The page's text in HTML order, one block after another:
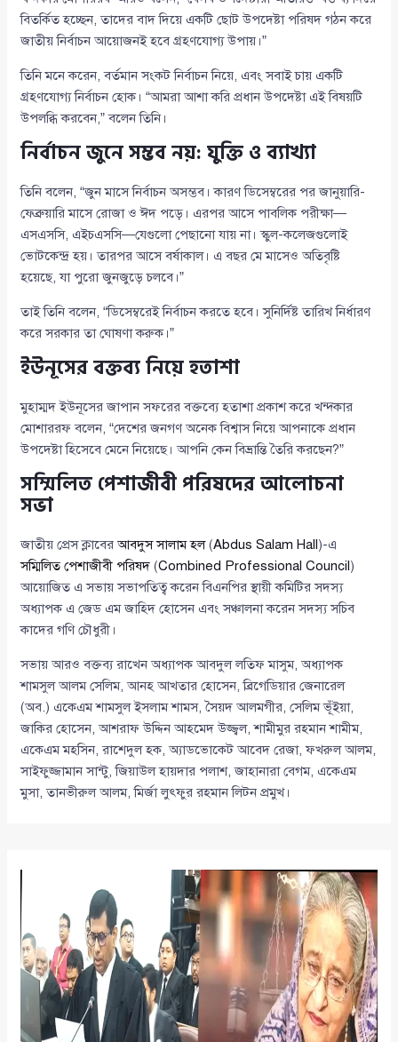
বিতর্কিত হচ্ছেন, তাদের বাদ দিয়ে একটি ছোট উপদেষ্টা পরিষদ গঠন করে
জাতীয় নির্বাচন আয়োজনই হবে গ্রহণযোগ্য উপায়।”
তিনি মনে করেন, বর্তমান সংকট নির্বাচন নিয়ে, এবং সবাই চায় একটি
গ্রহণযোগ্য নির্বাচন হোক। “আমরা আশা করি প্রধান উপদেষ্টা এই বিষয়টি
উপলব্ধি করবেন,” বলেন তিনি।
নির্বাচন জুনে সম্ভব নয়: যুক্তি ও ব্যাখ্যা
তিনি বলেন, “জুন মাসে নির্বাচন অসম্ভব। কারণ ডিসেম্বরের পর জানুয়ারি-
ফেব্রুয়ারি মাসে রোজা ও ঈদ পড়ে। এরপর আসে পাবলিক পরীক্ষা—
এসএসসি, এইচএসসি—যেগুলো পেছানো যায় না। স্কুল-কলেজগুলোই
ভোটকেন্দ্র হয়। তারপর আসে বর্ষাকাল। এ বছর মে মাসেও অতিবৃষ্টি
হয়েছে, যা পুরো জুনজুড়ে চলবে।”
তাই তিনি বলেন, “ডিসেম্বরেই নির্বাচন করতে হবে। সুনির্দিষ্ট তারিখ নির্ধারণ
করে সরকার তা ঘোষণা করুক।”
ইউনূসের বক্তব্য নিয়ে হতাশা
মুহাম্মদ ইউনূসের জাপান সফরের বক্তব্যে হতাশা প্রকাশ করে খন্দকার
মোশাররফ বলেন, “দেশের জনগণ অনেক বিশ্বাস নিয়ে আপনাকে প্রধান
উপদেষ্টা হিসেবে মেনে নিয়েছে। আপনি কেন বিভ্রান্তি তৈরি করছেন?”
সম্মিলিত পেশাজীবী পরিষদের আলোচনা
সভা
জাতীয় প্রেস ক্লাবেরআবদুস সালাম হল(Abdus Salam Hall)-এ
সম্মিলিত পেশাজীবী পরিষদ (Combined Professional Council)
আয়োজিত এ সভায় সভাপতিত্ব করেন বিএনপির স্থায়ী কমিটির সদস্য
অধ্যাপক এ জেড এম জাহিদ হোসেন এবং সঞ্চালনা করেন সদস্য সচিব
কাদের গণি চৌধুরী।
সভায় আরও বক্তব্য রাখেন অধ্যাপক আবদুল লতিফ মাসুম, অধ্যাপক
শামসুল আলম সেলিম, আনহ আখতার হোসেন, ব্রিগেডিয়ার জেনারেল
(অব.) একেএম শামসুল ইসলাম শামস, সৈয়দ আলমগীর, সেলিম ভূঁইয়া,
জাকির হোসেন, আশরাফ উদ্দিন আহমেদ উজ্জ্বল, শামীমুর রহমান শামীম,
একেএম মহসিন, রাশেদুল হক, অ্যাডভোকেট আবেদ রেজা, ফখরুল আলম,
সাইফুজ্জামান সান্টু, জিয়াউল হায়দার পলাশ, জাহানারা বেগম, একেএম
মুসা, তানভীরুল আলম, মির্জা লুৎফুর রহমান লিটন প্রমুখ।